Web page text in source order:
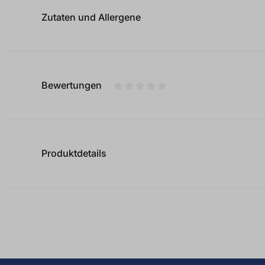
Zutaten und Allergene
Bewertungen
Produktdetails